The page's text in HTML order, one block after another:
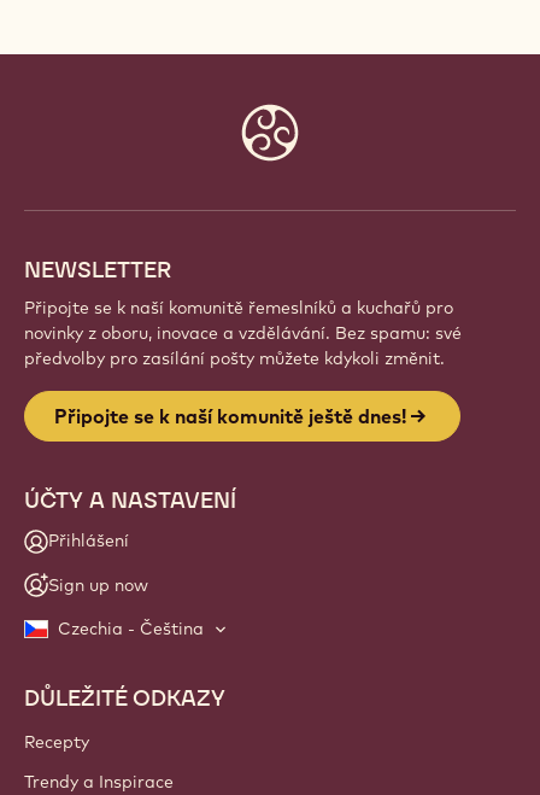
NEWSLETTER
Připojte se k naší komunitě řemeslníků a kuchařů pro
novinky z oboru, inovace a vzdělávání. Bez spamu: své
předvolby pro zasílání pošty můžete kdykoli změnit.
Připojte se k naší komunitě ještě dnes!
ÚČTY A NASTAVENÍ
Přihlášení
Sign up now
Czechia - Čeština
Footer
Callebaut
DŮLEŽITÉ ODKAZY
Recepty
Trendy a Inspirace